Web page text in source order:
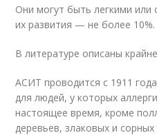
Они могут быть легкими или
их развития — не более 10%.
В литературе описаны
АСИТ проводится с 1911
для людей, у которых
настоящее время, кроме
деревьев, злаковых и